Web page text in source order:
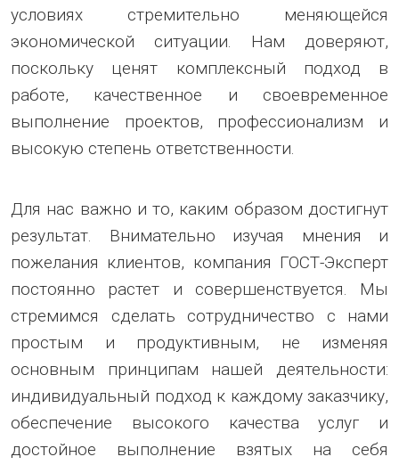
условиях стремительно меняющейся
экономической ситуации. Нам доверяют,
поскольку ценят комплексный подход в
работе, качественное и своевременное
выполнение проектов, профессионализм и
высокую степень ответственности.
Для нас важно и то, каким образом достигнут
результат. Внимательно изучая мнения и
пожелания клиентов, компания ГОСТ-Эксперт
постоянно растет и совершенствуется. Мы
стремимся сделать сотрудничество с нами
простым и продуктивным, не изменяя
основным принципам нашей деятельности:
индивидуальный подход к каждому заказчику,
обеспечение высокого качества услуг и
достойное выполнение взятых на себя